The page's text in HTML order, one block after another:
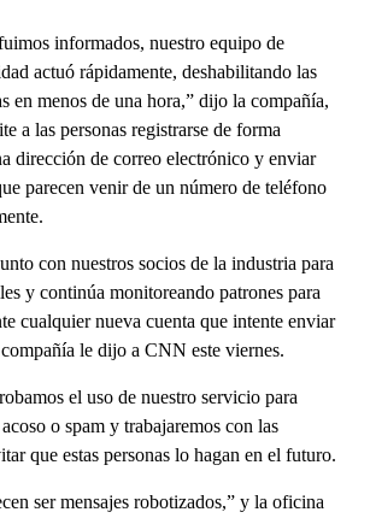
informados, nuestro equipo de
actuó rápidamente, deshabilitando las
en menos de una hora,” dijo la compañía,
a las personas registrarse de forma
dirección de correo electrónico y enviar
parecen venir de un número de teléfono
con nuestros socios de la industria para
y continúa monitoreando patrones para
cualquier nueva cuenta que intente enviar
compañía le dijo a CNN este viernes.
el uso de nuestro servicio para
o spam y trabajaremos con las
que estas personas lo hagan en el futuro.
ser mensajes robotizados,” y la oficina